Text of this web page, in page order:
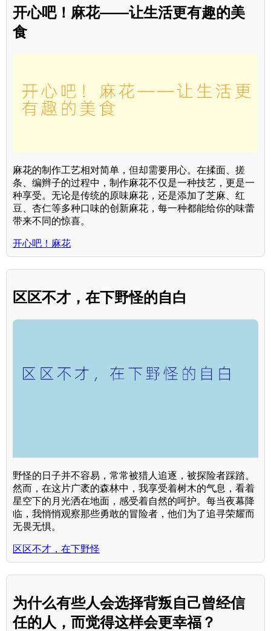
开心吧！麻花——让生活更有趣的美
食
麻花的制作工艺相对简单，但却需要用心。在揉面、搓
条、编辫子的过程中，制作麻花不仅是一种技艺，更是一
种享受。无论是传统的原味麻花，还是添加了芝麻、红
豆、杏仁等多种口味的创新麻花，每一种都能给你的味蕾
带来不同的惊喜。
开心吧！麻花
区区不才，在下野怪的自白
野怪的日子并不容易，常常被猎人追逐，被探险者踩踏。
然而，在这片广袤的森林中，我享受着树木的气息，看着
星空下的月光洒在地面，感受着自然的呵护。每当夜幕降
临，我悄悄观察那些勇敢的冒险者，他们为了追寻荣耀而
无畏无惧。
区区不才，在下野怪
为什么有些人会选择背叛自己曾经信
任的人，而觉得这样会更幸福？